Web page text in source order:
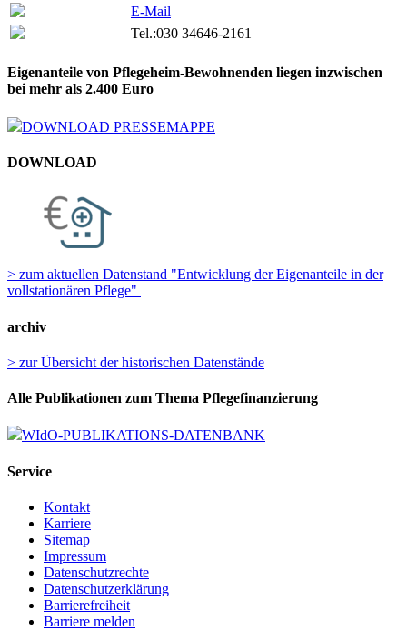
E-Mail
Tel.:030 34646-2161
Eigenanteile von Pflegeheim-Bewohnenden liegen inzwischen
bei mehr als 2.400 Euro
DOWNLOAD PRESSEMAPPE
DOWNLOAD
> zum aktuellen Datenstand "Entwicklung der Eigenanteile in der
vollstationären Pflege"
archiv
> zur Übersicht der historischen Datenstände
Alle Publikationen zum Thema Pflegefinanzierung
WIdO-PUBLIKATIONS-DATENBANK
Service
Kontakt
Karriere
Sitemap
Impressum
Datenschutzrechte
Datenschutzerklärung
Barrierefreiheit
Barriere melden